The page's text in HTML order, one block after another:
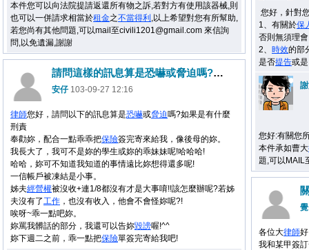
本件您可以向法院提請返還所有物之訴,若對方有使用該器械,則
也可以一併請求相當於租金之不當得利 ,以上希望對您有所幫助,
若您尚有其他問題,可以mail至civili1201@gmail.com 來信詢
問,以免遺漏,謝謝
您好，針對
1、有關於保
否則無須理
2、 時效的部
是否提告或
您好:有關您
本件承如曹大
題,可以MAIL
請問這樣的訊息算是恐嚇或脅迫嗎?如果是有什麼刑責
安仔103-09-27 12:16
律師您好，請問以下的訊息算是恐嚇或脅迫嗎?如果是有什麼
刑責
奉勸妳，配合一點乖乖把保險簽完寄來給我，像後母的妳。
我長大了，我可不是妳的學生或妳的乖妹妹呢!哈哈哈!
哈哈，妳可不知道我知道的事情遠比妳想得還多呢!
一信帳戶被凍結是小事。
姊夫經營權被沒收+連1/8都沒有才是大事唷!!該怎麼辦呢?若姊
夫沒有了工作 ，也沒有收入，他會不會怪妳呢?!
唉呀~乖一點吧妳。
妳罵我髒話的部分，我還可以告妳毀謗喔!^^
妳下週二之前，乖一點把保險單簽完寄給我吧!
覺
各位大律師好
我和某甲簽